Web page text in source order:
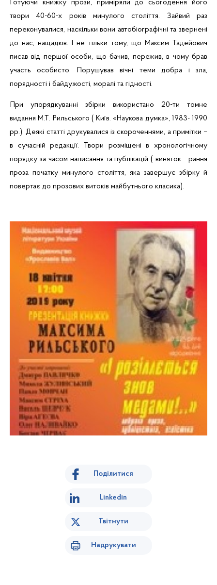
Готуючи книжку прози, приміряли до сьогодення
його
твори 40-60-х років минулого століття. Зайвий раз
переконувалися, наскільки вони автобіографічні та звернені
до нас, нащадків.
І не тільки тому, що Максим Тадейович
писав від першої особи, що бачив, пережив, в чому брав
участь особисто. Порушував
вічні теми добра і зла,
порядності і байдужості, моралі та гідності.
При
упорядкуванні збірки використано 20-ти томне
видання М.Т. Рильського ( Київ. «Наукова думка», 1983- 1990
рр.). Деякі статті друкувалися із скороченнями, а примітки –
в сучасній редакції.
Твори розміщені в хронологічному
порядку за часом написання та публікацій ( виняток - рання
проза початку минулого століття, яка завершує збірку й
повертає до прозових витоків майбутнього класика).
Поділитися
Linkedin
Твітнути
Надрукувати